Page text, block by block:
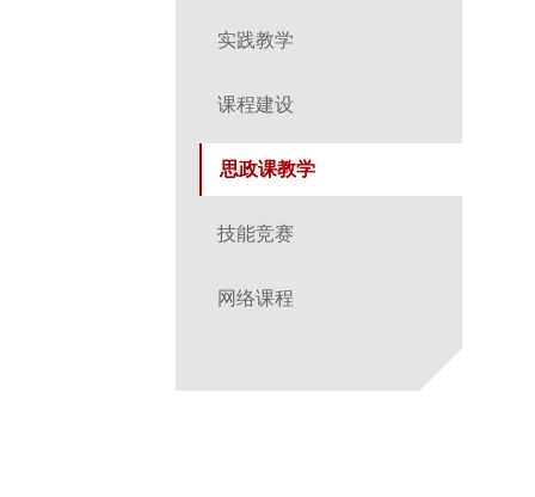
实践教学
课程建设
思政课教学
技能竞赛
网络课程